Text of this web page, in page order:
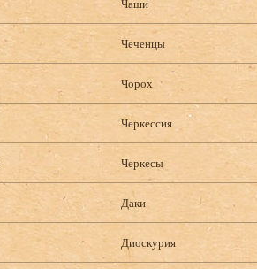
Чаши
Чеченцы
Чорох
Черкессия
Черкесы
Даки
Диоскурия